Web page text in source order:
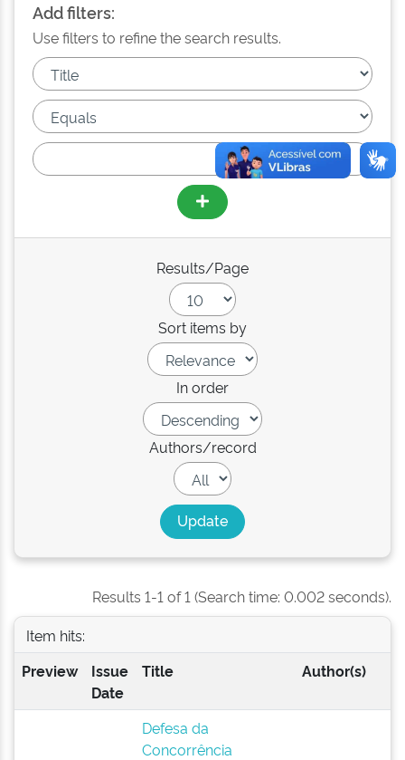
Add filters:
Use filters to refine the search results.
Results/Page
Sort items by
In order
Authors/record
Results 1-1 of 1 (Search time: 0.002 seconds).
Item hits:
Preview
Issue
Date
Title Author(s)
Defesa da
Concorrência